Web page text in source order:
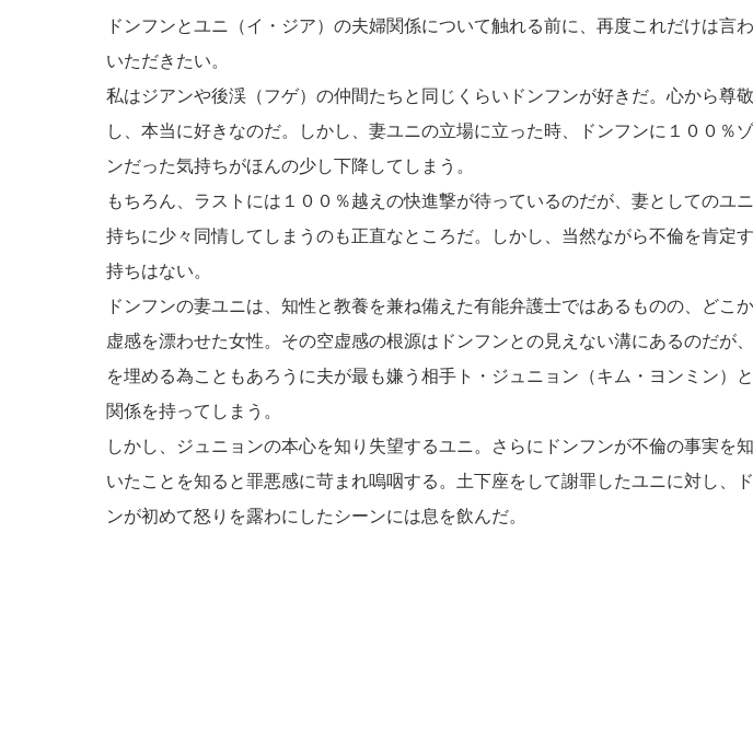
ドンフンとユニ（イ・ジア）の夫婦関係について触れる前に、再度これだけは言
いただきたい。
私はジアンや後渓（フゲ）の仲間たちと同じくらいドンフンが好きだ。心から尊
し、本当に好きなのだ。しかし、妻ユニの立場に立った時、ドンフンに１００％
ンだった気持ちがほんの少し下降してしまう。
もちろん、ラストには１００％越えの快進撃が待っているのだが、妻としてのユ
持ちに少々同情してしまうのも正直なところだ。しかし、当然ながら不倫を肯定
持ちはない。
ドンフンの妻ユニは、知性と教養を兼ね備えた有能弁護士ではあるものの、どこ
虚感を漂わせた女性。その空虚感の根源はドンフンとの見えない溝にあるのだが
を埋める為こともあろうに夫が最も嫌う相手ト・ジュニョン（キム・ヨンミン）
関係を持ってしまう。
しかし、ジュニョンの本心を知り失望するユニ。さらにドンフンが不倫の事実を
いたことを知ると罪悪感に苛まれ嗚咽する。土下座をして謝罪したユニに対し、
ンが初めて怒りを露わにしたシーンには息を飲んだ。